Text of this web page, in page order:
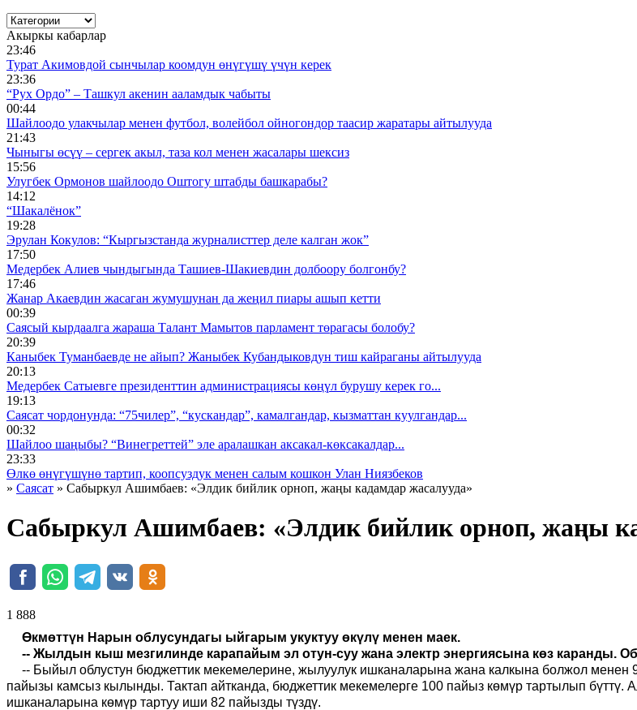
Акыркы кабарлар
23:46
Турат Акимовдой сынчылар коомдун өнүгүшү үчүн керек
23:36
“Рух Ордо” – Ташкул акенин ааламдык чабыты
00:44
Шайлоодо улакчылар менен футбол, волейбол ойногондор таасир жаратары айтылууда
21:43
Чыныгы өсүү – сергек акыл, таза кол менен жасалары шексиз
15:56
Улугбек Ормонов шайлоодо Оштогу штабды башкарабы?
14:12
“Шакалёнок”
19:28
Эрулан Кокулов: “Кыргызстанда журналисттер деле калган жок”
17:50
Медербек Алиев чындыгында Ташиев-Шакиевдин долбоору болгонбу?
17:46
Жанар Акаевдин жасаган жумушунан да жеңил пиары ашып кетти
00:39
Саясый кырдаалга жараша Талант Мамытов парламент төрагасы болобу?
20:39
Каныбек Туманбаевде не айып? Жаныбек Кубандыковдун тиш кайраганы айтылууда
20:13
Медербек Сатыевге президенттин администрациясы көңүл бурушу керек го...
19:13
Саясат чордонунда: “75чилер”, “кускандар”, камалгандар, кызматтан куулгандар...
00:32
Шайлоо шаңыбы? “Винегреттей” эле аралашкан аксакал-көксакалдар...
23:33
Өлкө өнүгүшүнө тартип, коопсуздук менен салым кошкон Улан Ниязбеков
» Саясат » Сабыркул Ашимбаев: «Элдик бийлик орноп, жаңы кадамдар жасалууда»
Сабыркул Ашимбаев: «Элдик бийлик орноп, жаңы
1 888 ᠌ ᠌ ᠌ ᠌᠌ ᠌ ᠌᠌
Өкмөттүн Нарын облусундагы ыйгарым укуктуу өкүлү менен маек.
-- Жылдын кыш мезгилинде карапайым эл отун-суу жана электр энергиясына көз каранды.
-- Быйыл облустун бюджеттик мекемелерине, жылуулук ишканаларына жана калкына болжол менен
пайызы камсыз кылынды. Тактап айтканда, бюджеттик мекемелерге 100 пайыз көмүр тартылып
ишканаларына көмүр тартуу иши 82 пайызды түздү.